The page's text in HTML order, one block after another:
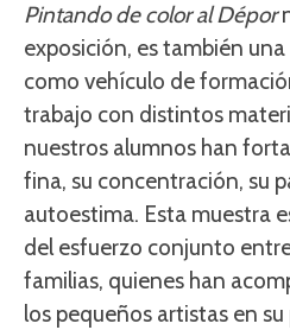
Pintando de color al Dépor
exposición, es también
como vehículo de
trabajo con distintos
nuestros alumnos han
fina, su concentración, su
autoestima. Esta muestra
del esfuerzo conjunto
familias, quienes han
los pequeños artistas en